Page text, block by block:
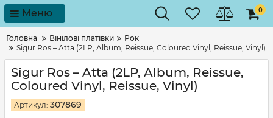
Меню 0
Головна Вінілові платівки
Рок
Sigur Ros – Atta (2LP, Album, Reissue, Coloured Vinyl, Reissue, Vinyl)
Sigur Ros – Atta (2LP, Album, Reissue,
Coloured Vinyl, Reissue, Vinyl)
Артикул: 307869